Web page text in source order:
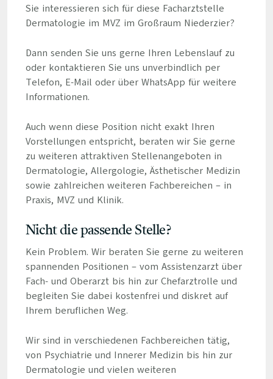
Sie interessieren sich für diese Facharztstelle
Dermatologie im MVZ im Großraum Niederzier?
Dann senden Sie uns gerne Ihren Lebenslauf zu
oder kontaktieren Sie uns unverbindlich per
Telefon, E-Mail oder über WhatsApp für weitere
Informationen.
Auch wenn diese Position nicht exakt Ihren
Vorstellungen entspricht, beraten wir Sie gerne
zu weiteren attraktiven Stellenangeboten in
Dermatologie, Allergologie, Ästhetischer Medizin
sowie zahlreichen weiteren Fachbereichen – in
Praxis, MVZ und Klinik.
Nicht die passende Stelle?
Kein Problem. Wir beraten Sie gerne zu weiteren
spannenden Positionen – vom Assistenzarzt über
Fach- und Oberarzt bis hin zur Chefarztrolle und
begleiten Sie dabei kostenfrei und diskret auf
Ihrem beruflichen Weg.
Wir sind in verschiedenen Fachbereichen tätig,
von Psychiatrie und Innerer Medizin bis hin zur
Dermatologie und vielen weiteren